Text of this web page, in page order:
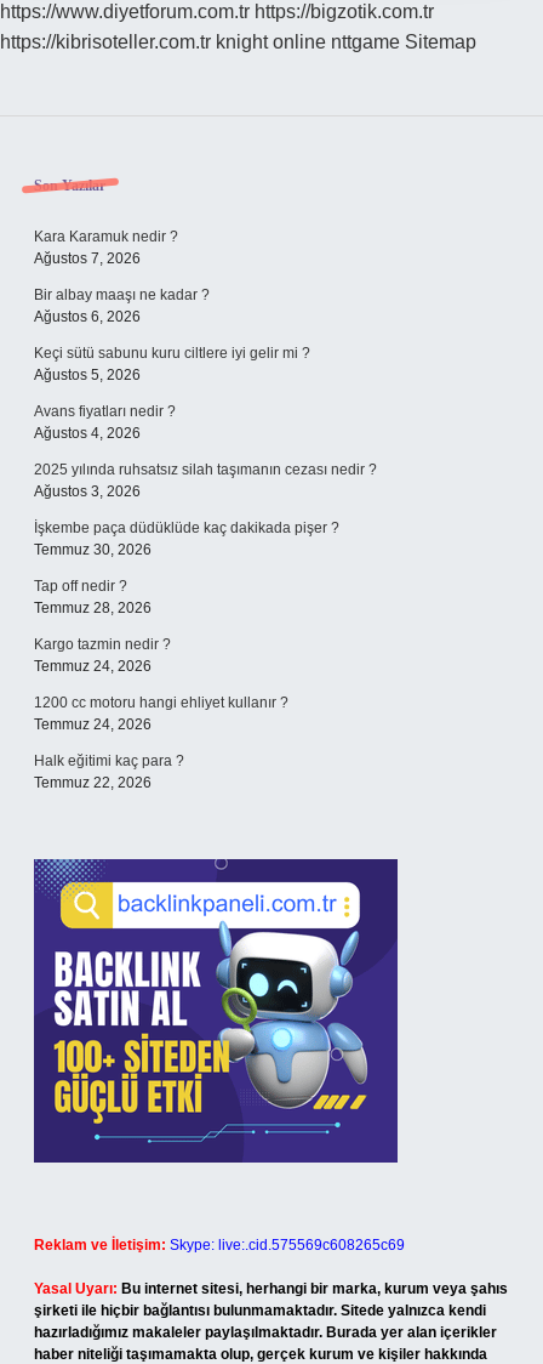
https://www.diyetforum.com.tr https://bigzotik.com.tr
https://kibrisoteller.com.tr knight online nttgame Sitemap
Sidebar
Son Yazılar
Kara Karamuk nedir ?
Ağustos 7, 2026
Bir albay maaşı ne kadar ?
Ağustos 6, 2026
Keçi sütü sabunu kuru ciltlere iyi gelir mi ?
Ağustos 5, 2026
Avans fiyatları nedir ?
Ağustos 4, 2026
2025 yılında ruhsatsız silah taşımanın cezası nedir ?
Ağustos 3, 2026
İşkembe paça düdüklüde kaç dakikada pişer ?
Temmuz 30, 2026
Tap off nedir ?
Temmuz 28, 2026
Kargo tazmin nedir ?
Temmuz 24, 2026
1200 cc motoru hangi ehliyet kullanır ?
Temmuz 24, 2026
Halk eğitimi kaç para ?
Temmuz 22, 2026
Reklam ve İletişim: Skype: live:.cid.575569c608265c69
Yasal Uyarı: Bu internet sitesi, herhangi bir marka, kurum veya şahıs
şirketi ile hiçbir bağlantısı bulunmamaktadır. Sitede yalnızca kendi
hazırladığımız makaleler paylaşılmaktadır. Burada yer alan içerikler
haber niteliği taşımamakta olup, gerçek kurum ve kişiler hakkında